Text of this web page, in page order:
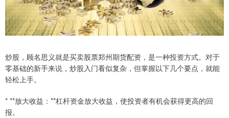
炒股，顾名思义就是买卖股票郑州期货配资，是一种投资方式。对于
零基础的新手来说，炒股入门看似复杂，但掌握以下几个要点，就能
轻松上手。
* **放大收益：**杠杆资金放大收益，使投资者有机会获得更高的回
报。